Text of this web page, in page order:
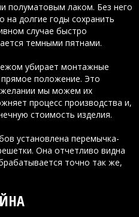
полуматовым лаком. Без него
на долгие годы сохранить
случае быстро
темными пятнами.
убирает монтажные
положение. Это
желании мы можем их
процесс производства и,
стоимость изделия.
установлена перемычка-
Она отчетливо видна
точно так же,